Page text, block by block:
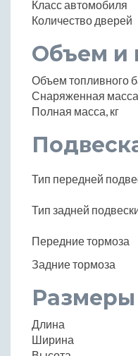
Класс автомобиля
Количество дверей
Объем и
Объем топливного
Снаряженная
Полная масса, кг
Тип передней
Тип задней
Передние тормоза
Задние тормоза
Длина
Ширина